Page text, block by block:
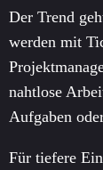
Der Trend
werden mit
nahtlose
Aufgaben
Für tiefere